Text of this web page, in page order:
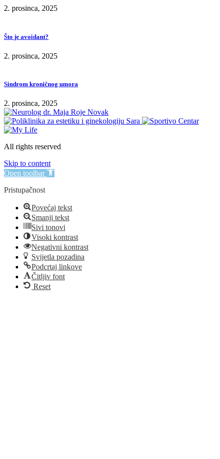
2. prosinca, 2025
Što je avoidant?
2. prosinca, 2025
Sindrom kroničnog umora
2. prosinca, 2025
All rights reserved
Skip to content
Open toolbar
Pristupačnost
Povećaj tekst
Smanji tekst
Sivi tonovi
Visoki kontrast
Negativni kontrast
Svijetla pozadina
Podcrtaj linkove
Čitljiv font
Reset